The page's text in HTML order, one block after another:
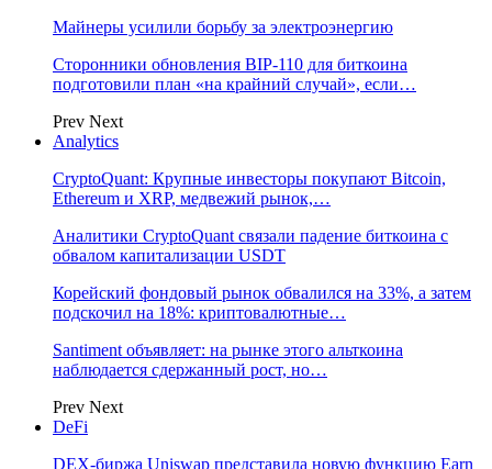
Майнеры усилили борьбу за электроэнергию
Сторонники обновления BIP-110 для биткоина
подготовили план «на крайний случай», если…
Prev Next
Analytics
CryptoQuant: Крупные инвесторы покупают Bitcoin,
Ethereum и XRP, медвежий рынок,…
Аналитики CryptoQuant связали падение биткоина с
обвалом капитализации USDT
Корейский фондовый рынок обвалился на 33%, а затем
подскочил на 18%: криптовалютные…
Santiment объявляет: на рынке этого альткоина
наблюдается сдержанный рост, но…
Prev Next
DeFi
DEX-биржа Uniswap представила новую функцию Earn